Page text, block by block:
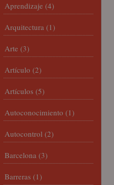
Aprendizaje (4)
Arquitectura (1)
Arte (3)
Artículo (2)
Artículos (5)
Autoconocimiento (1)
Autocontrol (2)
Barcelona (3)
Barreras (1)